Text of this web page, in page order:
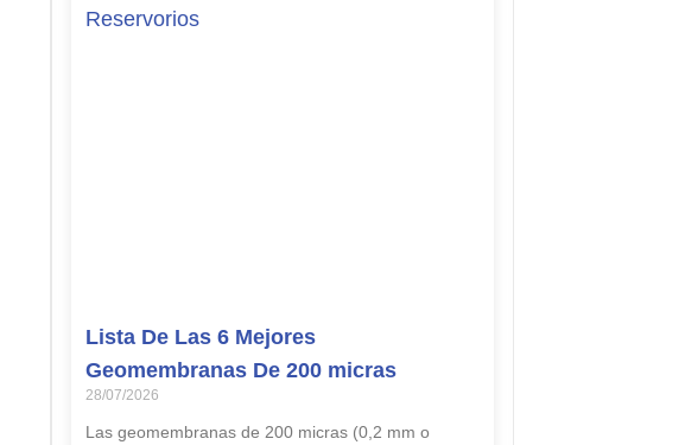
Lista De Las 6 Mejores
Geomembranas De 200 micras
28/07/2026
Las geomembranas de 200 micras (0,2 mm o